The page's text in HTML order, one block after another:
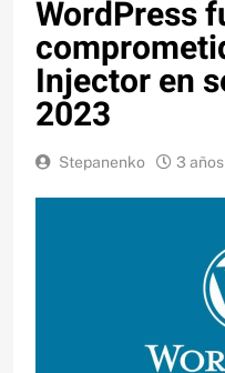
WordPress
Injector en
2023
Stepanenko 3